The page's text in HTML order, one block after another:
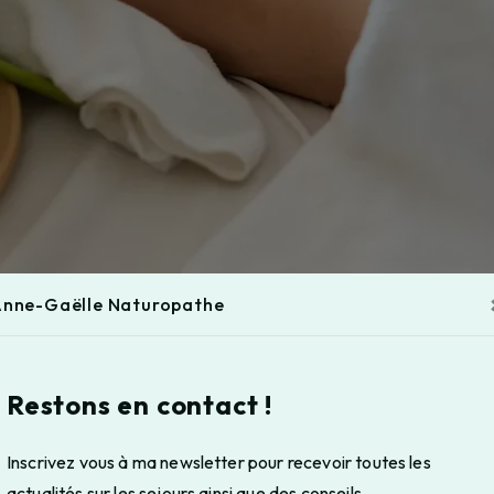
Gaëlle Naturopathe
Restons en contact !
Inscrivez vous à ma newsletter pour recevoir toutes les